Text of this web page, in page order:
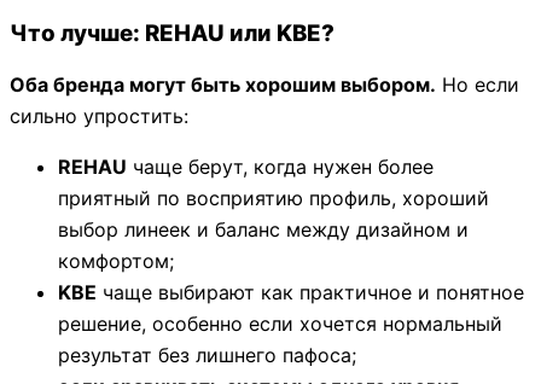
Что лучше: REHAU или KBE?
Оба бренда могут быть хорошим выбором. Но если
сильно упростить:
REHAU чаще берут, когда нужен более
приятный по восприятию профиль, хороший
выбор линеек и баланс между дизайном и
комфортом;
KBE чаще выбирают как практичное и понятное
решение, особенно если хочется нормальный
результат без лишнего пафоса;